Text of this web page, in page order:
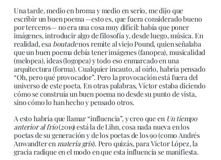
Una tarde, medio en broma y medio en serio, me dijo que
escribir un buen poema —esto es, que fuera considerado bueno
por terceros— no era una cosa muy difícil: había que poner
imágenes, introducir algo de filosofía y, desde luego, música. En
realidad, esa boutadenos remite al viejo Pound, quien señalaba
que un buen poema debía tener imágenes (fanopea), musicalidad
(melopea), ideas (logopea) y todo eso enmarcado en una
arquitectura (forma). Cualquier incauto, al oírlo, habría pensado
“Oh, pero qué provocador”. Pero la provocación está fuera del
universo de este poeta. En otras palabras, Víctor estaba diciendo
cómo se construía un buen poema no desde su punto de vista,
sino cómo lo han hecho y pensado otros.
A esto habría que llamar “influencia”, y creo que en Un tiempo
anterior al frío(2019) está la de Lihn, cosa nada nueva en los
poetas de su generación y de los poetas de los 90 (como Andrés
Anwandter enmateria gris). Pero quizás, para Víctor López, la
gracia radique en el modo en que esta influencia se manifiesta.